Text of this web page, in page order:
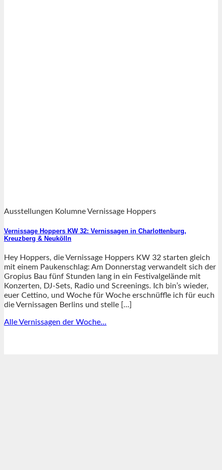
Ausstellungen Kolumne Vernissage Hoppers
Vernissage Hoppers KW 32: Vernissagen in Charlottenburg,
Kreuzberg & Neukölln
Hey Hoppers, die Vernissage Hoppers KW 32 starten gleich
mit einem Paukenschlag: Am Donnerstag verwandelt sich der
Gropius Bau fünf Stunden lang in ein Festivalgelände mit
Konzerten, DJ-Sets, Radio und Screenings. Ich bin’s wieder,
euer Cettino, und Woche für Woche erschnüffle ich für euch
die Vernissagen Berlins und stelle [...]
Alle Vernissagen der Woche...